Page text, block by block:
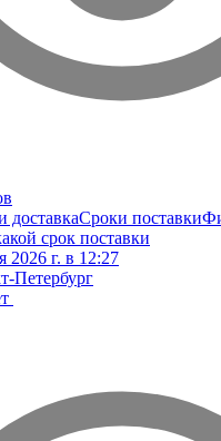
Сроки поставки
срок поставки
2026 г. в 12:27
Петербург